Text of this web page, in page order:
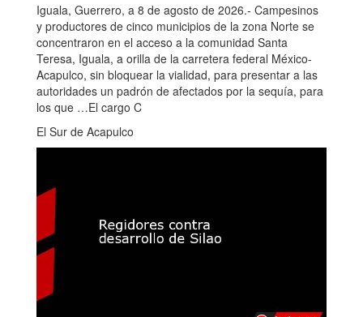
Iguala, Guerrero, a 8 de agosto de 2026.- Campesinos
y productores de cinco municipios de la zona Norte se
concentraron en el acceso a la comunidad Santa
Teresa, Iguala, a orilla de la carretera federal México-
Acapulco, sin bloquear la vialidad, para presentar a las
autoridades un padrón de afectados por la sequía, para
los que …El cargo C
El Sur de Acapulco